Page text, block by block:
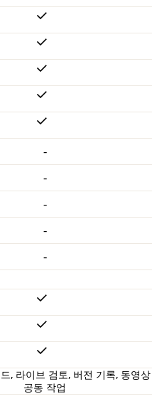
-
-
-
-
-
, 라이브 검토, 버전 기록, 동영상
공동 작업